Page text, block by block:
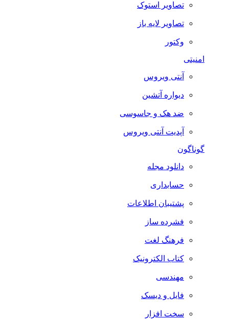
تصاویر استوک
تصاویر لایه باز
وکتور
امنیتی
آنتی ویروس
دیواره آتشین
ضد هک و جاسوسی
آپدیت آنتی ویروس
گوناگون
دانلود مجله
حسابداری
پشتیبان اطلاعات
فشرده ساز
فرهنگ لغت
کتاب الکترونیک
مهندسی
فایل و دیسک
سخت افزار